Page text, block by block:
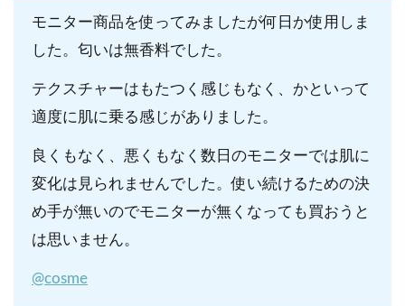
モニター商品を使ってみましたが何日か使用しま
した。匂いは無香料でした。
テクスチャーはもたつく感じもなく、かといって
適度に肌に乗る感じがありました。
良くもなく、悪くもなく数日のモニターでは肌に
変化は見られませんでした。使い続けるための決
め手が無いのでモニターが無くなっても買おうと
は思いません。
@cosme